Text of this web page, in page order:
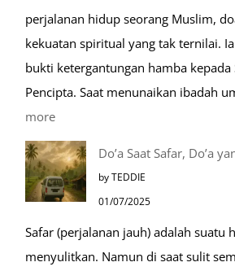
perjalanan hidup seorang Muslim,
kekuatan spiritual yang tak ternilai.
bukti ketergantungan hamba kepada
Pencipta. Saat menunaikan ibadah
more:
Tempat-
Tempat
Mustajab
Berdoa
Saat
Do’a Saat Safar, Do’a
by TEDDIE
01/07/2025
Safar (perjalanan jauh) adalah suatu
menyulitkan. Namun di saat sulit